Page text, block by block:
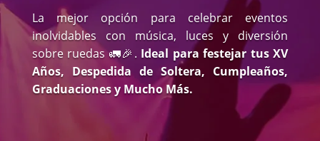
La mejor opción para celebrar eventos
inolvidables con música, luces y diversión
sobre ruedas 🚛🎉 . Ideal para festejar tus XV
Años, Despedida de Soltera, Cumpleaños,
Graduaciones y Mucho Más.